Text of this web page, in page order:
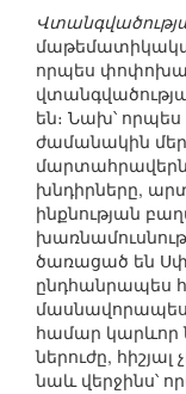
որպես
են։ Նախ՝
ժամանակին
խնդիրները,
ինքնության
ծառացած են
ընդհանրապես
համար կարևոր
ներուժը,
նաև վերջինս՝